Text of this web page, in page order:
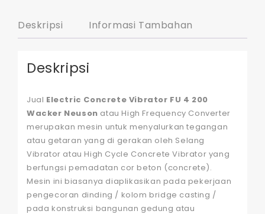
Deskripsi Informasi Tambahan
Deskripsi
Jual Electric Concrete Vibrator FU 4 200
Wacker Neuson atau High Frequency Converter
merupakan mesin untuk menyalurkan tegangan
atau getaran yang di gerakan oleh Selang
Vibrator atau High Cycle Concrete Vibrator yang
berfungsi pemadatan cor beton (concrete).
Mesin ini biasanya diaplikasikan pada pekerjaan
pengecoran dinding / kolom bridge casting /
pada konstruksi bangunan gedung atau